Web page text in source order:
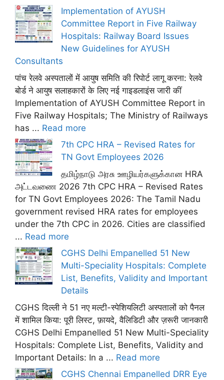
Implementation of AYUSH
Committee Report in Five Railway
Hospitals: Railway Board Issues
New Guidelines for AYUSH
Consultants
पांच रेलवे अस्पतालों में आयुष समिति की रिपोर्ट लागू करना: रेलवे
बोर्ड ने आयुष सलाहकारों के लिए नई गाइडलाइंस जारी कीं
Implementation of AYUSH Committee Report in
Five Railway Hospitals; The Ministry of Railways
has ... Read more
7th CPC HRA – Revised Rates for
TN Govt Employees 2026
தமிழ்நாடு அரசு ஊழியர்களுக்கான HRA
அட்டவணை 2026 7th CPC HRA – Revised Rates
for TN Govt Employees 2026: The Tamil Nadu
government revised HRA rates for employees
under the 7th CPC in 2026. Cities are classified
... Read more
CGHS Delhi Empanelled 51 New
Multi-Speciality Hospitals: Complete
List, Benefits, Validity and Important
Details
CGHS दिल्ली ने 51 नए मल्टी-स्पेशियलिटी अस्पतालों को पैनल
में शामिल किया: पूरी लिस्ट, फ़ायदे, वैलिडिटी और ज़रूरी जानकारी
CGHS Delhi Empanelled 51 New Multi-Speciality
Hospitals: Complete List, Benefits, Validity and
Important Details: In a ... Read more
CGHS Chennai Empanelled DRR Eye